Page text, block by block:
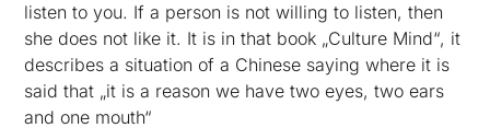
listen to you. If a person is not willing to listen, then
she does not like it. It is in that book „Culture Mind“, it
describes a situation of a Chinese saying where it is
said that „it is a reason we have two eyes, two ears
and one mouth“